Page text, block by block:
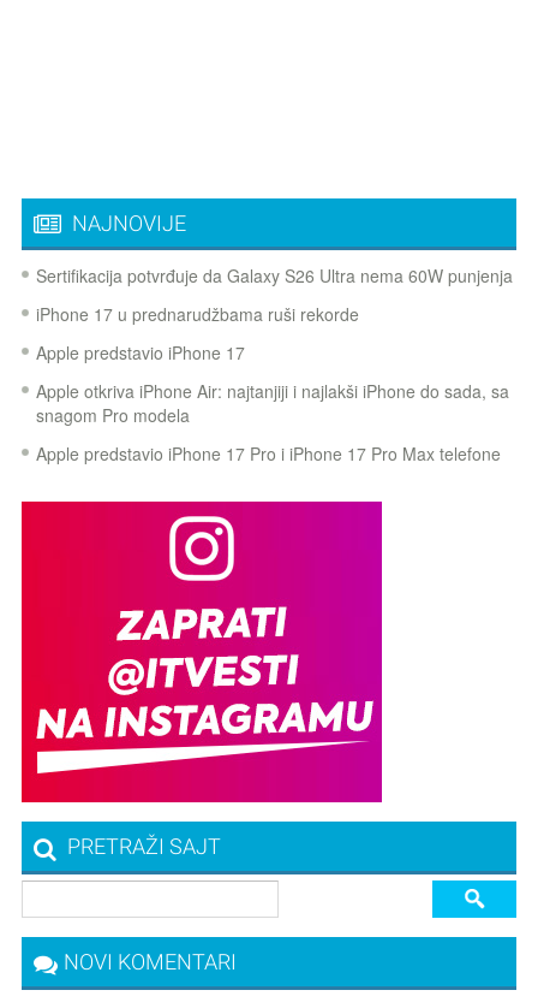
NAJNOVIJE
Sertifikacija potvrđuje da Galaxy S26 Ultra nema 60W punjenja
iPhone 17 u prednarudžbama ruši rekorde
Apple predstavio iPhone 17
Apple otkriva iPhone Air: najtanjiji i najlakši iPhone do sada, sa
snagom Pro modela
Apple predstavio iPhone 17 Pro i iPhone 17 Pro Max telefone
PRETRAŽI SAJT
NOVI KOMENTARI